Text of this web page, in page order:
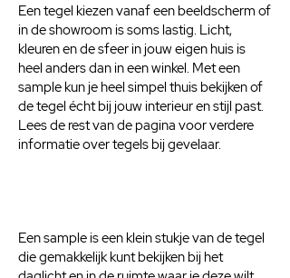
Een tegel kiezen vanaf een beeldscherm of
in de showroom is soms lastig. Licht,
kleuren en de sfeer in jouw eigen huis is
heel anders dan in een winkel. Met een
sample kun je heel simpel thuis bekijken of
de tegel écht bij jouw interieur en stijl past.
Lees de rest van de pagina voor verdere
informatie over tegels bij gevelaar.
Een sample is een klein stukje van de tegel
die gemakkelijk kunt bekijken bij het